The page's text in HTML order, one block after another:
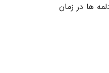
دلمه ها در زمان